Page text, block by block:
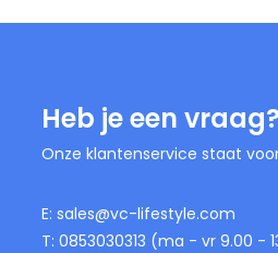
Heb je een vraag?
Onze klantenservice staat
E: sales@vc-lifestyle.com
T: 0853030313 (ma - vr 9.00 -